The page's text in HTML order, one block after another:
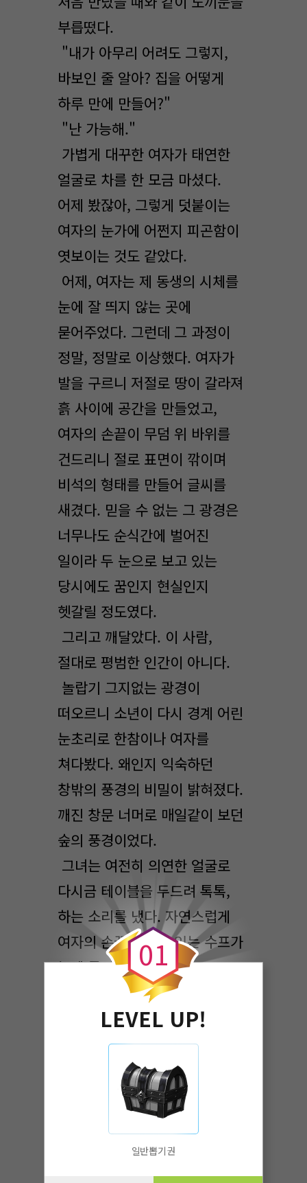
부릅떴다.
"내가 아무리 어려도 그렇지,
바보인 줄 알아? 집을 어떻게
하루 만에 만들어?"
"난 가능해."
가볍게 대꾸한 여자가 태연한
얼굴로 차를 한 모금 마셨다.
어제 봤잖아, 그렇게 덧붙이는
여자의 눈가에 어쩐지 피곤함이
엿보이는 것도 같았다.
어제, 여자는 제 동생의 시체를
눈에 잘 띄지 않는 곳에
묻어주었다. 그런데 그 과정이
정말, 정말로 이상했다. 여자가
발을 구르니 저절로 땅이 갈라져
흙 사이에 공간을 만들었고,
여자의 손끝이 무덤 위 바위를
건드리니 절로 표면이 깎이며
비석의 형태를 만들어 글씨를
새겼다. 믿을 수 없는 그 광경은
너무나도 순식간에 벌어진
일이라 두 눈으로 보고 있는
당시에도 꿈인지 현실인지
헷갈릴 정도였다.
그리고 깨달았다. 이 사람,
절대로 평범한 인간이 아니다.
놀랍기 그지없는 광경이
떠오르니 소년이 다시 경계 어린
눈초리로 한참이나 여자를
쳐다봤다. 왜인지 익숙하던
창밖의 풍경의 비밀이 밝혀졌다.
깨진 창문 너머로 매일같이 보던
숲의 풍경이었다.
그녀는 여전히 의연한 얼굴로
다시금 테이블을 두드려 톡톡,
하는 소리를 냈다. 자연스럽게
여자의 손끝에 놓여 있는 수프가
눈에 들어왔다.
마을 사람들이 먹다 버린
쓰레기가 아닌, 갓 만들어진 듯
모락모락 김을 내뿜는 노란빛의
수프. 소년은 여전히 경계하는
눈길을 보내면서도 쭈뼛쭈뼛
여자의 앞에 앉아 수저를 들었다.
어쩐지 거부할 수가 없다.
0
0
1
LEVEL UP!
일반뽑기권